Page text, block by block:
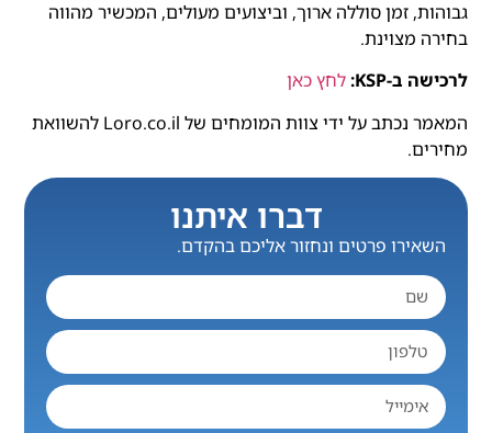
גבוהות, זמן סוללה ארוך, וביצועים מעולים, המכשיר מהווה
בחירה מצוינת.
לרכישה ב-KSP:
לחץ כאן
המאמר נכתב על ידי צוות המומחים של Loro.co.il להשוואת
מחירים.
דברו איתנו
השאירו פרטים ונחזור אליכם בהקדם.